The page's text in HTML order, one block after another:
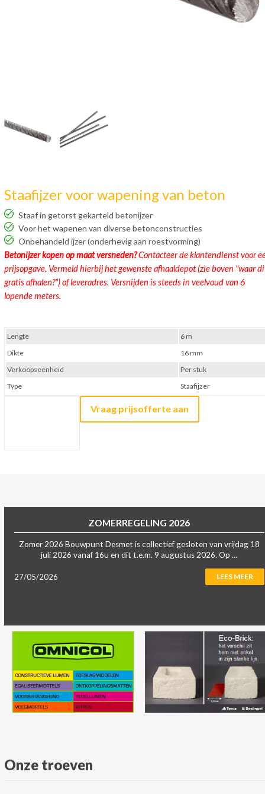
Staafijzer voor wapening van beton
Staaf in getorst gekarteld betonijzer
Voor het wapenen van diverse betonconstructies
Onbehandeld ijzer (onderhevig aan roestvorming)
Betonijzer kopen op maat versneden?Contacteer de klantendienst voor
prijsopgave. Vermeld hierbij het gewenste afhaaldepot (zie boven "waar
gratis afhalen?") of leveradres. Versnijden is steeds in veelvoud van 6
lopende meters.
Vraag prijsofferte aan
Lengte
6 m
Dikte
16 mm
Verkoopseenheid
Per stuk
Type
Staafijzer
ZOMERREGELING 2026
Zomer 2026 Bouwpunt Desmet is collectief gesloten van vrijdag 18
juli 2026 vanaf 16u en dit t.e.m. 9 augustus 2026. Op ...
27/05/2026 LEES MEER
Onze troeven